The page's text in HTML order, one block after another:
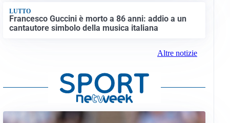
LUTTO
Francesco Guccini è morto a 86 anni: addio a un
cantautore simbolo della musica italiana
Altre notizie